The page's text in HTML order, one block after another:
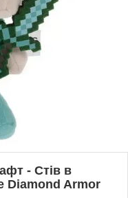
- Стів в
Diamond Armor